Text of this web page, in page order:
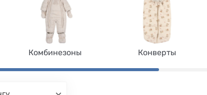
Комбинезоны Конверты